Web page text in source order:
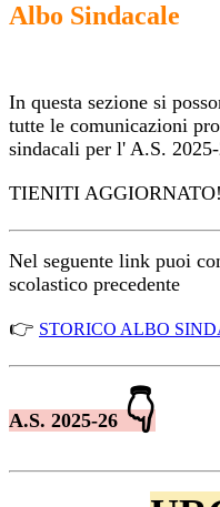
Albo Sindacale
In questa sezione si
tutte le comunicazioni
sindacali per l' A.S.
TIENITI
Nel seguente link puoi
scolastico precedente
👉 STORICO ALBO
A.S. 2025-26 👇